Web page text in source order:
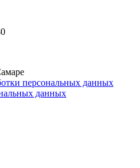
персональных данных
данных